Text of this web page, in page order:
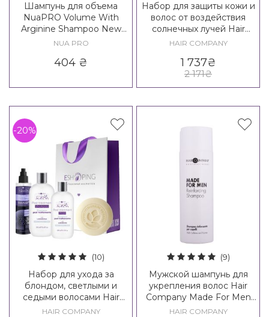
Шампунь для объема
NuaPRO Volume With
Arginine Shampoo New
Formula
NUA PRO
404 ₴
Набор для защиты кожи и
волос от воздействия
солнечных лучей Hair
Company Enjoy Your
HAIR COMPANY
1 737₴
2 171₴
-20%
(10)
Набор для ухода за
блондом, светлыми и
седыми волосами Hair
Company Inimitable Blonde
HAIR COMPANY
(9)
Мужской шампунь для
укрепления волос Hair
Company Made For Men
Reinforcing Shampoo
HAIR COMPANY